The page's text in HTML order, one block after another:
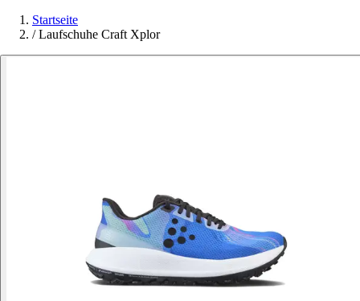
Startseite
/ Laufschuhe Craft Xplor